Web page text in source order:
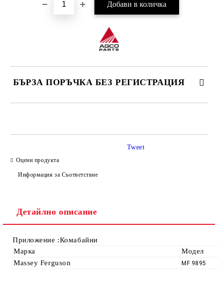
БЪРЗА ПОРЪЧКА БЕЗ РЕГИСТРАЦИЯ
Оцени продукта
Информация за Съответствие
Tweet
Детайлно описание
Приложение :Комабайни
Марка
Модел
Massey Ferguson
MF 9895